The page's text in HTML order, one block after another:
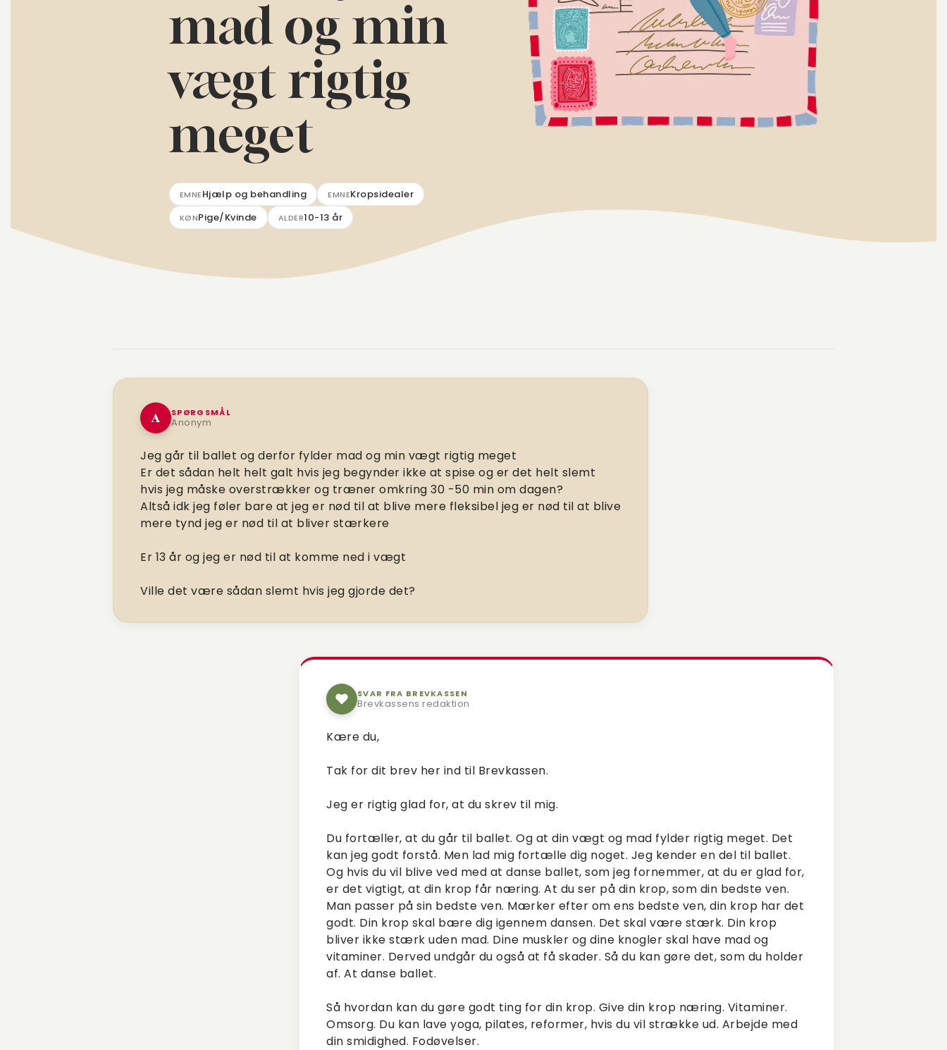
mad og min
vægt rigtig
meget
EMNEHjælp og behandling EMNEKropsidealer
KØNPige/Kvinde ALDER10-13 år
A SPØRGSMÅL
Anonym
Jeg går til ballet og derfor fylder mad og min vægt rigtig meget
Er det sådan helt helt galt hvis jeg begynder ikke at spise og er det helt slemt
hvis jeg måske overstrækker og træner omkring 30 -50 min om dagen?
Altså idk jeg føler bare at jeg er nød til at blive mere fleksibel jeg er nød til at blive
mere tynd jeg er nød til at bliver stærkere
Er 13 år og jeg er nød til at komme ned i vægt
Ville det være sådan slemt hvis jeg gjorde det?
SVAR FRA BREVKASSEN
Brevkassens redaktion
Kære du,
Tak for dit brev her ind til Brevkassen.
Jeg er rigtig glad for, at du skrev til mig.
Du fortæller, at du går til ballet. Og at din vægt og mad fylder rigtig meget. Det
kan jeg godt forstå. Men lad mig fortælle dig noget. Jeg kender en del til ballet.
Og hvis du vil blive ved med at danse ballet, som jeg fornemmer, at du er glad for,
er det vigtigt, at din krop får næring. At du ser på din krop, som din bedste ven.
Man passer på sin bedste ven. Mærker efter om ens bedste ven, din krop har det
godt. Din krop skal bære dig igennem dansen. Det skal være stærk. Din krop
bliver ikke stærk uden mad. Dine muskler og dine knogler skal have mad og
vitaminer. Derved undgår du også at få skader. Så du kan gøre det, som du holder
af. At danse ballet.
Så hvordan kan du gøre godt ting for din krop. Give din krop næring. Vitaminer.
Omsorg. Du kan lave yoga, pilates, reformer, hvis du vil strække ud. Arbejde med
din smidighed. Fodøvelser.